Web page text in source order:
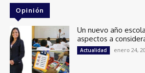
Opinión
Un nuevo año
aspectos a
Actualidad enero 24,